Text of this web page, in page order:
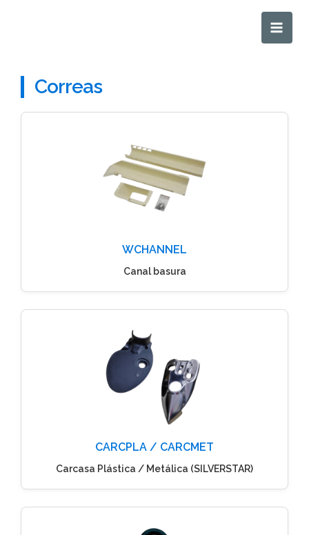
Main
Correas
WCHANNEL
Canal basura
CARCPLA / CARCMET
Carcasa Plástica / Metálica (SILVERSTAR)